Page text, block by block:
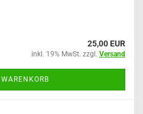
25,00 EUR
inkl. 19% MwSt. zzgl. Versand
WARENKORB